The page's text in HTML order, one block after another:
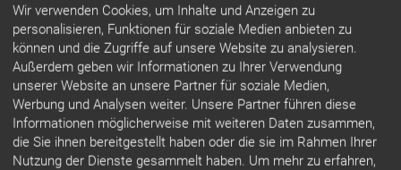
bachhuber-hof@web.de
www.bachhuberhof.de
Branche: Handel
Wir verwenden Cookies, um Inhalte und Anzeigen zu
personalisieren, Funktionen für soziale Medien anbieten zu
können und die Zugriffe auf unsere Website zu analysieren.
Außerdem geben wir Informationen zu Ihrer Verwendung
unserer Website an unsere Partner für soziale Medien,
Werbung und Analysen weiter. Unsere Partner führen diese
Informationen möglicherweise mit weiteren Daten zusammen,
die Sie ihnen bereitgestellt haben oder die sie im Rahmen Ihrer
Nutzung der Dienste gesammelt haben. Um mehr zu erfahren,